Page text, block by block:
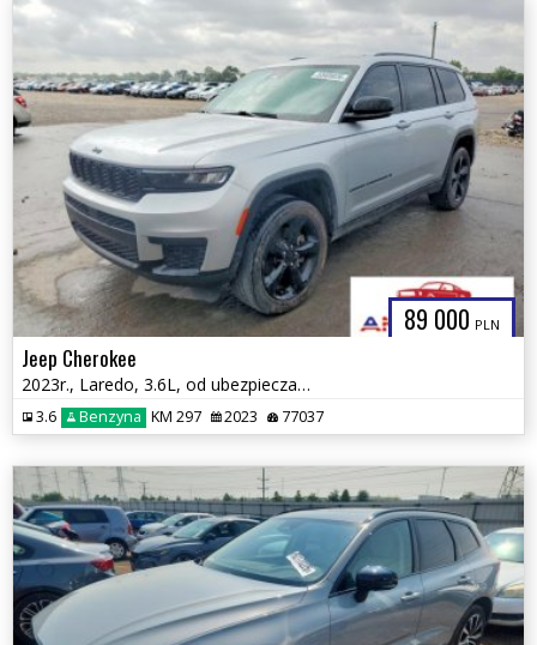
89 000 PLN
Jeep Cherokee
2023r., Laredo, 3.6L, od ubezpieczalni
3.6 Benzyna KM 297 2023 77037